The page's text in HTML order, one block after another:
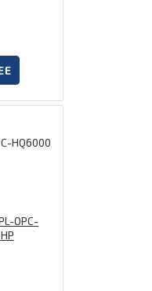
HQ6000